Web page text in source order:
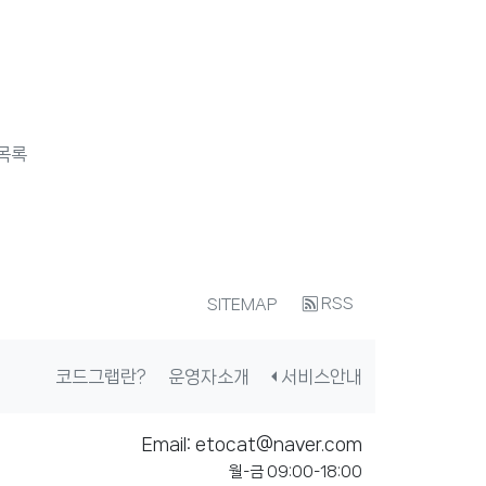
록
SITEMAP RSS
코드그랩란? 운영자소개 서비스안내
Email: etocat@naver.com
월-금 09:00-18:00